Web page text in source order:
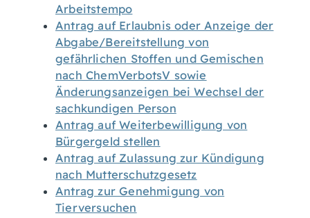
Arbeitstempo
Antrag auf Erlaubnis oder Anzeige der
Abgabe/Bereitstellung von
gefährlichen Stoffen und Gemischen
nach ChemVerbotsV sowie
Änderungsanzeigen bei Wechsel der
sachkundigen Person
Antrag auf Weiterbewilligung von
Bürgergeld stellen
Antrag auf Zulassung zur Kündigung
nach Mutterschutzgesetz
Antrag zur Genehmigung von
Tierversuchen